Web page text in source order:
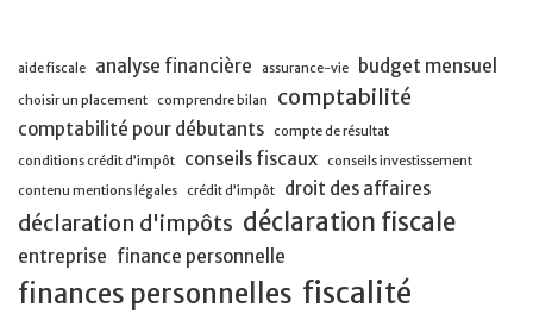
aide fiscale analyse financière assurance-vie budget mensuel
choisir un placement comprendre bilan comptabilité
comptabilité pour débutants
compte de résultat
conditions crédit d’impôt
conseils fiscaux
conseils investissement
contenu mentions légales
crédit d’impôt droit des affaires
déclaration d'impôts déclaration fiscale
entreprise finance personnelle
finances personnelles fiscalité